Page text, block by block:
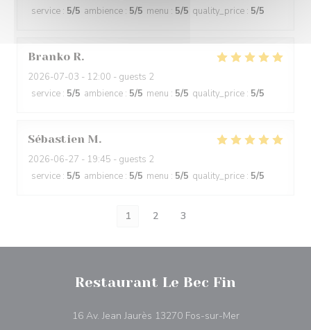
service : 5/5 ambience : 5/5 menu : 5/5 quality_price : 5/5
Branko R
2026-07-03 - 12:00 - guests 2
service : 5/5 ambience : 5/5 menu : 5/5 quality_price : 5/5
Sébastien M
2026-06-27 - 19:45 - guests 2
service : 5/5 ambience : 5/5 menu : 5/5 quality_price : 5/5
1 2 3
Restaurant Le Bec Fin
16 Av. Jean Jaurès 13270 Fos-sur-Mer((abre numa